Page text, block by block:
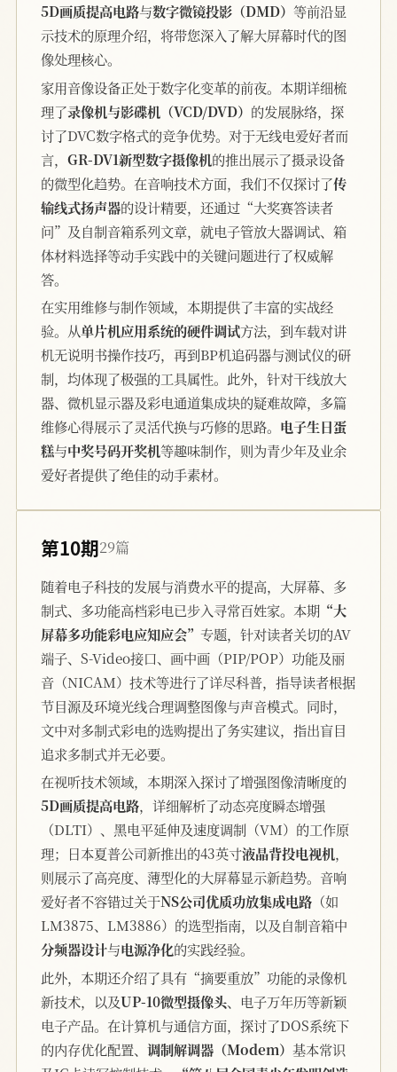
5D画质提高电路与数字微镜投影（DMD） 等前沿显
示技术的原理介绍，将带您深入了解大屏幕时代的图
像处理核心。
家用音像设备正处于数字化变革的前夜。本期详细梳
理了录像机与影碟机（VCD/DVD） 的发展脉络，探
讨了DVC数字格式的竞争优势。对于无线电爱好者而
言， GR-DV1新型数字摄像机的推出展示了摄录设备
的微型化趋势。在音响技术方面，我们不仅探讨了传
输线式扬声器的设计精要，还通过“大奖赛答读者
问”及自制音箱系列文章，就电子管放大器调试、箱
体材料选择等动手实践中的关键问题进行了权威解
答。
在实用维修与制作领域，本期提供了丰富的实战经
验。从单片机应用系统的硬件调试方法，到车载对讲
机无说明书操作技巧，再到BP机追码器与测试仪的研
制，均体现了极强的工具属性。此外，针对干线放大
器、微机显示器及彩电通道集成块的疑难故障，多篇
维修心得展示了灵活代换与巧修的思路。 电子生日蛋
糕与中奖号码开奖机等趣味制作，则为青少年及业余
爱好者提供了绝佳的动手素材。
第10期29篇
随着电子科技的发展与消费水平的提高，大屏幕、多
制式、多功能高档彩电已步入寻常百姓家。本期 “大
屏幕多功能彩电应知应会” 专题，针对读者关切的AV
端子、S-Video接口、画中画（PIP/POP）功能及丽
音（NICAM）技术等进行了详尽科普，指导读者根据
节目源及环境光线合理调整图像与声音模式。同时，
文中对多制式彩电的选购提出了务实建议，指出盲目
追求多制式并无必要。
在视听技术领域，本期深入探讨了增强图像清晰度的
5D画质提高电路，详细解析了动态亮度瞬态增强
（DLTI）、黑电平延伸及速度调制（VM）的工作原
理；日本夏普公司新推出的43英寸液晶背投电视机，
则展示了高亮度、薄型化的大屏幕显示新趋势。音响
爱好者不容错过关于NS公司优质功放集成电路 （如
LM3875、LM3886）的选型指南，以及自制音箱中
分频器设计与电源净化的实践经验。
此外，本期还介绍了具有“摘要重放”功能的录像机
新技术，以及UP-10微型摄像头、电子万年历等新颖
电子产品。在计算机与通信方面，探讨了DOS系统下
的内存优化配置、 调制解调器（Modem） 基本常识